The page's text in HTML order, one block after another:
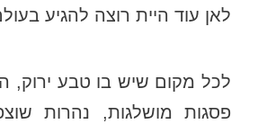
לאן עוד היית רוצה להגיע
לכל מקום שיש בו טבע ירוק,
פסגות מושלגות, נהרות